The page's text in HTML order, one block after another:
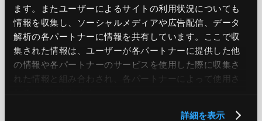
ます。またユーザーによるサイトの利用状況についても
情報を収集し、ソーシャルメディアや広告配信、データ
解析の各パートナーに情報を共有しています。ここで収
集された情報は、ユーザーが各パートナーに提供した他
の情報や各パートナーのサービスを使用した際に収集さ
れた情報と組み合わされ、各パートナーによって使用さ
詳細を表示
BACK TO LIST
CATEGORY